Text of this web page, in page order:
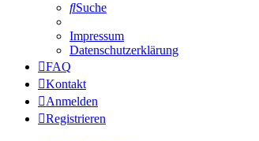
Suche
Impressum
Datenschutzerklärung
FAQ
Kontakt
Anmelden
Registrieren